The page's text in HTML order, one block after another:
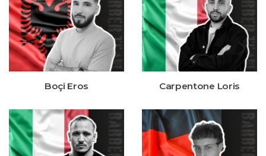
Boçi Eros Carpentone Loris